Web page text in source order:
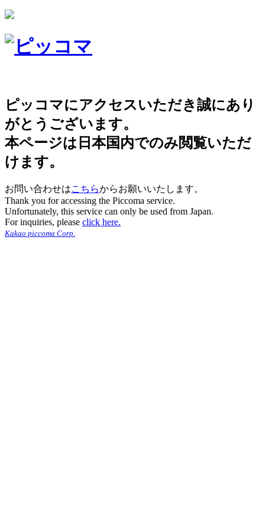
ピッコマにアクセスいただき誠にあり
がとうございます。
本ページは日本国内でのみ閲覧いただ
けます。
お問い合わせはこちらからお願いいたします。
Thank you for accessing the Piccoma service.
Unfortunately, this service can only be used from Japan.
For inquiries, please click here.
Kakao piccoma Corp.